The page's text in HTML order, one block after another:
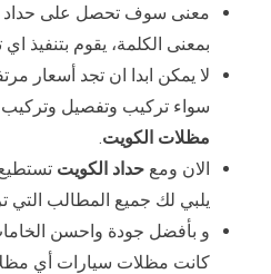
معنى سوف تحصل على حداد
بمعنى الكلمة، يقوم بتنفيذ
لا يمكن ابدا ان تجد أسعار
سواء تركيب وتفصيل وتركيب
مظلات الكويت.
الان ومع حداد الكويت
يلبي لك جميع المطالب التي
و بأفضل جودة واحسن
كانت مظلات سيارات أي